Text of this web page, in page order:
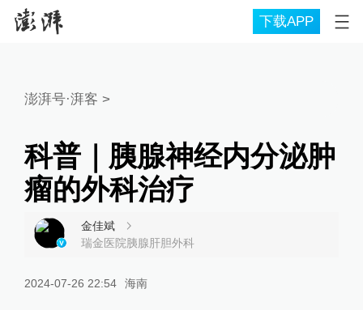
下载APP
澎湃号·湃客 >
科普｜胰腺神经内分泌肿
瘤的外科治疗
金佳斌
瑞金医院胰腺肝胆外科
2024-07-26 22:54 海南